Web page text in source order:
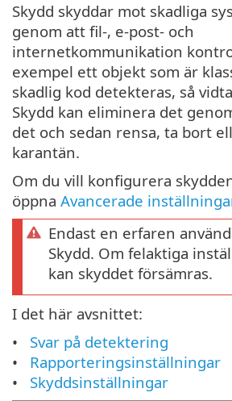
Skydd skyddar mot skadliga
genom att fil-, e-post- och
internetkommunikation
exempel ett objekt som är
skadlig kod detekteras, så
Skydd kan eliminera det
det och sedan rensa, ta bort
karantän.
Om du vill konfigurera
öppna Avancerade
Endast en erfaren
Skydd. Om felaktiga
kan skyddet försämras.
I det här avsnittet:
Svar på detektering
Rapporteringsinställningar
Skyddsinställningar